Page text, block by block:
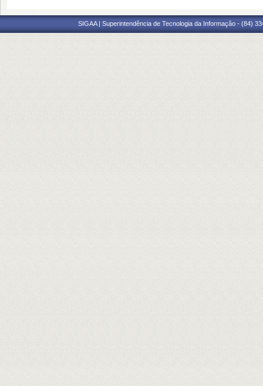
SIGAA | Superintendência de Tecnologia da Informação - (84)